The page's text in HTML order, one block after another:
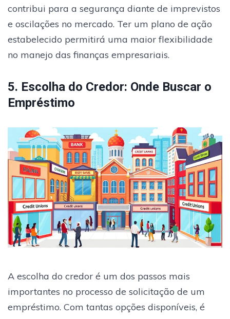
contribui para a segurança diante de imprevistos
e oscilações no mercado. Ter um plano de ação
estabelecido permitirá uma maior flexibilidade
no manejo das finanças empresariais.
5. Escolha do Credor: Onde Buscar o
Empréstimo
A escolha do credor é um dos passos mais
importantes no processo de solicitação de um
empréstimo. Com tantas opções disponíveis, é